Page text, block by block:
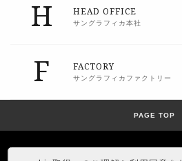
H HEAD OFFICE
サングラフィカ本社
F FACTORY
サングラフィカファクトリー
PAGE TOP